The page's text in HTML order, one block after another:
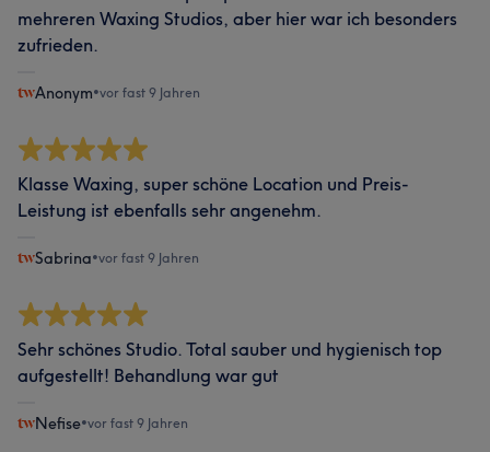
mehreren Waxing Studios, aber hier war ich besonders
zufrieden.
Anonym•vor fast 9 Jahren
Klasse Waxing, super schöne Location und Preis-
Leistung ist ebenfalls sehr angenehm.
Sabrina•vor fast 9 Jahren
Sehr schönes Studio. Total sauber und hygienisch top
aufgestellt! Behandlung war gut
Nefise•vor fast 9 Jahren